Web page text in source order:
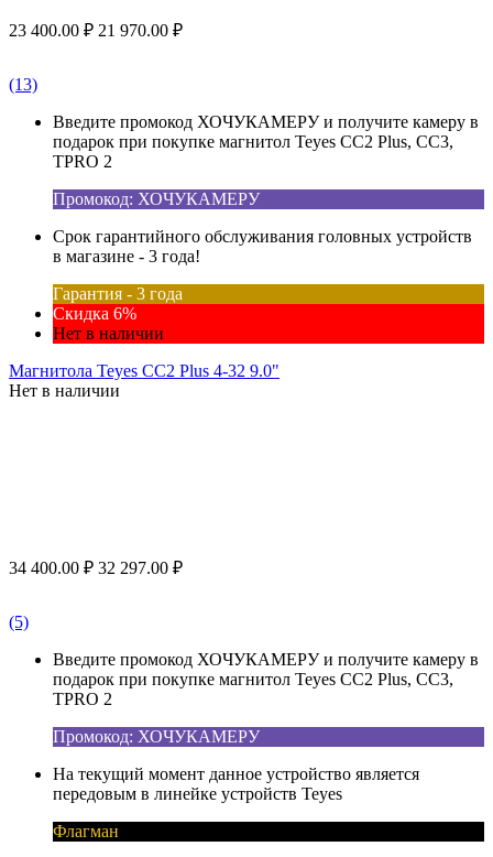
23 400.00 ₽ 21 970.00 ₽
(13)
Введите промокод ХОЧУКАМЕРУ и получите камеру в
подарок при покупке магнитол Teyes CC2 Plus, CC3,
TPRO 2
Промокод: ХОЧУКАМЕРУ
Срок гарантийного обслуживания головных устройств
в магазине - 3 года!
Гарантия - 3 года
Скидка 6%
Нет в наличии
Магнитола Teyes CC2 Plus 4-32 9.0"
Нет в наличии
34 400.00 ₽ 32 297.00 ₽
(5)
Введите промокод ХОЧУКАМЕРУ и получите камеру в
подарок при покупке магнитол Teyes CC2 Plus, CC3,
TPRO 2
Промокод: ХОЧУКАМЕРУ
На текущий момент данное устройство является
передовым в линейке устройств Teyes
Флагман